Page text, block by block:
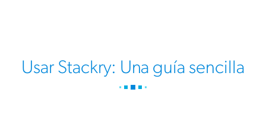
Usar Stackry: Una guía sencilla